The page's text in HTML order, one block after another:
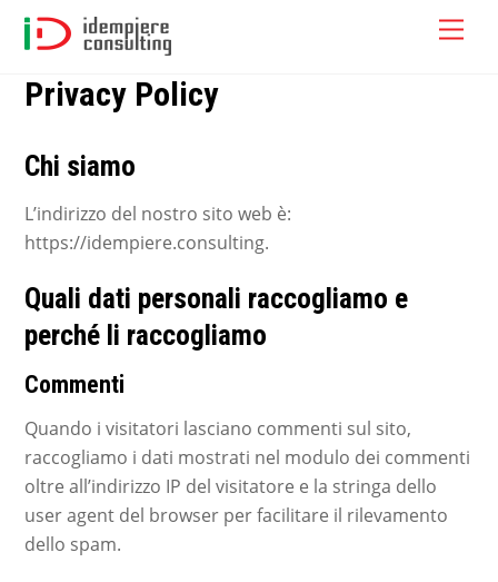
Skip
Privacy Policy
Chi siamo
L’indirizzo del nostro sito web è:
https://idempiere.consulting.
Quali dati personali raccogliamo e
perché li raccogliamo
Commenti
Quando i visitatori lasciano commenti sul sito,
raccogliamo i dati mostrati nel modulo dei commenti
oltre all’indirizzo IP del visitatore e la stringa dello
user agent del browser per facilitare il rilevamento
dello spam.